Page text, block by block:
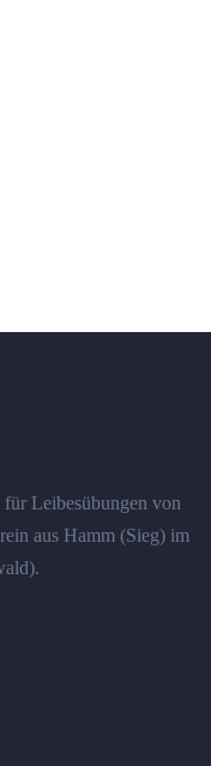
Leibesübungen von
aus Hamm (Sieg) im